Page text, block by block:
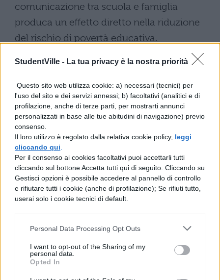
StudentVille - La tua privacy è la nostra priorità
Questo sito web utilizza cookie: a) necessari (tecnici) per
l'uso del sito e dei servizi annessi; b) facoltativi (analitici e di
profilazione, anche di terze parti, per mostrarti annunci
personalizzati in base alle tue abitudini di navigazione) previo
consenso.
Il loro utilizzo è regolato dalla relativa cookie policy, leggi
cliccando qui
Per il consenso ai cookies facoltativi puoi accettarli tutti
cliccando sul bottone Accetta tutti qui di seguito. Cliccando su
Gestisci opzioni è possibile accedere al pannello di controllo
e rifiutare tutti i cookie (anche di profilazione); Se rifiuti tutto,
userai solo i cookie tecnici di default.
Personal Data Processing Opt Outs
I want to opt-out of the Sharing of my
personal data.
Opted In
comunicazione tra scuola e famiglia
produca un effetto diretto nella riduzione
del rischio di povertà educativa.
I canali digitali permettono ai genitori di
scolasticodei propri figli, facilitando
l’identificazione tempestiva delle difficoltà.
Questa comunicazione efficace rafforza il
patto educativo tra istituzione scolastica e
territorio, creando una rete di supporto
essenziale per il successo formativo degli
studenti.
I progressi nelle statistiche
nazionali
Il Rapporto Nazionale INVALSI 2025
conferma una